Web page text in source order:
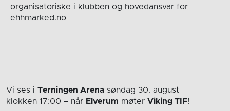
organisatoriske i klubben og hovedansvar for
ehhmarked.no
Vi ses i Terningen Arena søndag 30. august
klokken 17:00 – når Elverum møter Viking TIF!